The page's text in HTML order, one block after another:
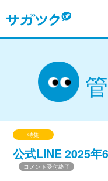
特集
公式LINE 2025年
コメント受付終了